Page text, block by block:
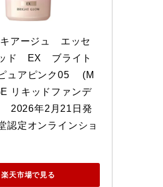
アージュ　エッセ
ド　EX　ブライト
ュアピンク05　 (M
リキッドファンデ
2026年2月21日発
認定オンラインショ
楽天市場で見る